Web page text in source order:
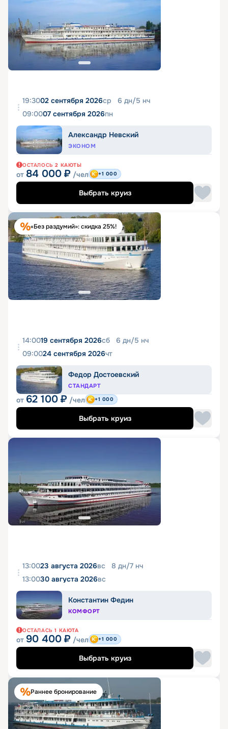
19:3002 сентября 2026ср 6 дн/5 нч
09:0007 сентября 2026пн
Александр Невский
ЭКОНОМ
ОСТАЛОСЬ 2 КАЮТЫ
от 84 000 ₽ /чел +1 000
Выбрать круиз
«Без раздумий»: скидка 25%!
14:0019 сентября 2026сб 6 дн/5 нч
09:0024 сентября 2026чт
Федор Достоевский
СТАНДАРТ
от 62 100 ₽ /чел +1 000
Выбрать круиз
13:0023 августа 2026вс 8 дн/7 нч
13:0030 августа 2026вс
Константин Федин
КОМФОРТ
ОСТАЛАСЬ 1 КАЮТА
от 90 400 ₽ /чел +1 000
Выбрать круиз
Раннее бронирование